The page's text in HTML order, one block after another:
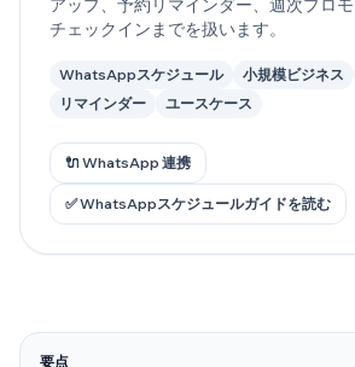
アップ、予約リマインダー、週次プロ
チェックインまでを扱います。
WhatsAppスケジュール 小規模ビジネス
リマインダー
ユースケース
🔌 WhatsApp 連携
✅ WhatsAppスケジュールガイドを読む
要点